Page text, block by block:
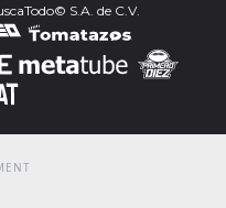
S.A. de C.V.